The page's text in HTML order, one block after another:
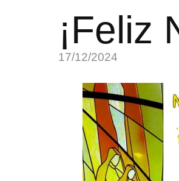
¡Feliz
17/12/2024